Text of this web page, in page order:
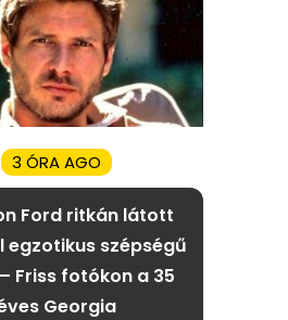
3 ÓRA AGO
Ford ritkán látott
egzotikus szépségű
Friss fotókon a 35
Georgia